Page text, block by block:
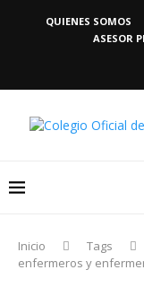
QUIENES SOMOS
ASESOR
Inicio Tags
enfermeros y